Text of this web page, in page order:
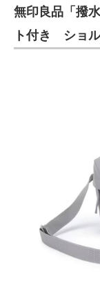
無印良品「撥
ト付き ショ